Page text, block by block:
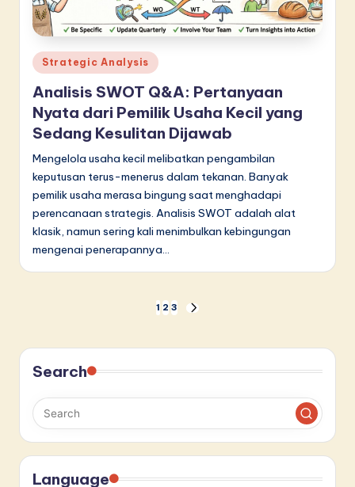
Posted
in
Strategic Analysis
Analisis SWOT Q&A: Pertanyaan
Nyata dari Pemilik Usaha Kecil yang
Sedang Kesulitan Dijawab
Mengelola usaha kecil melibatkan pengambilan
keputusan terus-menerus dalam tekanan. Banyak
pemilik usaha merasa bingung saat menghadapi
perencanaan strategis. Analisis SWOT adalah alat
klasik, namun sering kali menimbulkan kebingungan
mengenai penerapannya…
pos
1 2 3
NEXT
Search
Language